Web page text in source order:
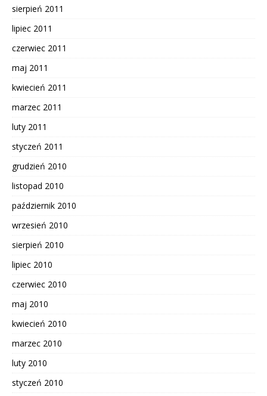
sierpień 2011
lipiec 2011
czerwiec 2011
maj 2011
kwiecień 2011
marzec 2011
luty 2011
styczeń 2011
grudzień 2010
listopad 2010
październik 2010
wrzesień 2010
sierpień 2010
lipiec 2010
czerwiec 2010
maj 2010
kwiecień 2010
marzec 2010
luty 2010
styczeń 2010